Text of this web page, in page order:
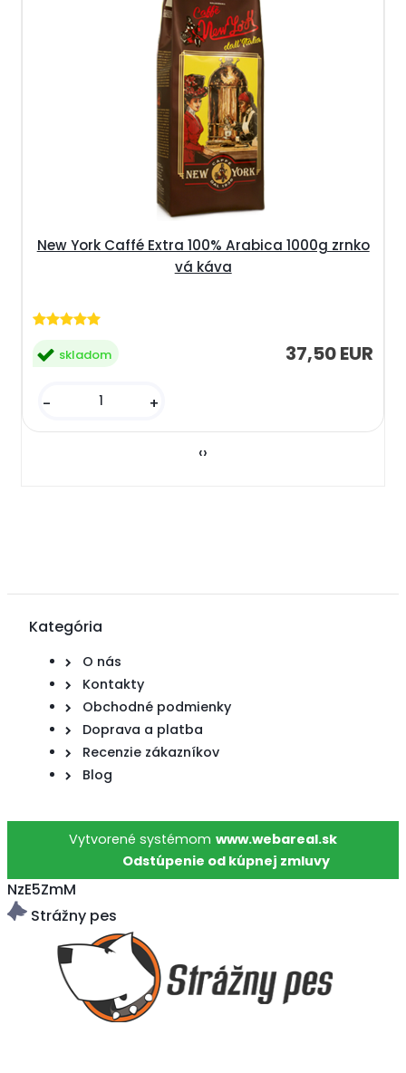
New York Caffé Extra 100% Arabica 1000g zrnko
vá káva
37,50 EUR
- +
skladom
‹›
Kategória
O nás
Kontakty
Obchodné podmienky
Doprava a platba
Recenzie zákazníkov
Blog
Vytvorené systémom www.webareal.sk
Odstúpenie od kúpnej zmluvy
NzE5ZmM
Strážny pes